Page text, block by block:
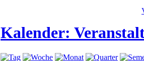
Kalender: